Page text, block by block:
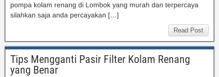
pompa kolam renang di Lombok yang murah dan terpercaya
silahkan saja anda percayakan […]
Read Post
Tips Mengganti Pasir Filter Kolam Renang
yang Benar